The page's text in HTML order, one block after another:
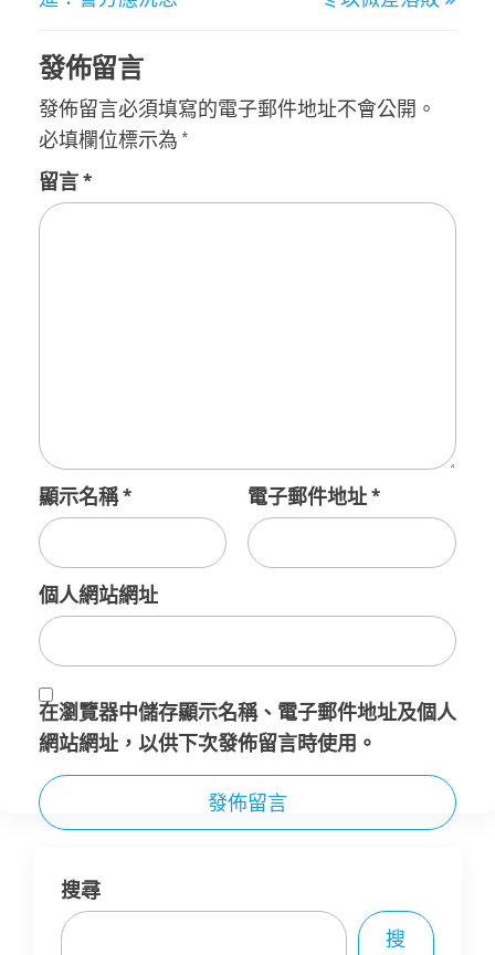
發佈留言
發佈留言必須填寫的電子郵件地址不會公開。
必填欄位標示為 *
留言*
顯示名稱* 電子郵件地址*
個人網站網址
在瀏覽器中儲存顯示名稱、電子郵件地址及個人
網站網址，以供下次發佈留言時使用。
搜尋
搜